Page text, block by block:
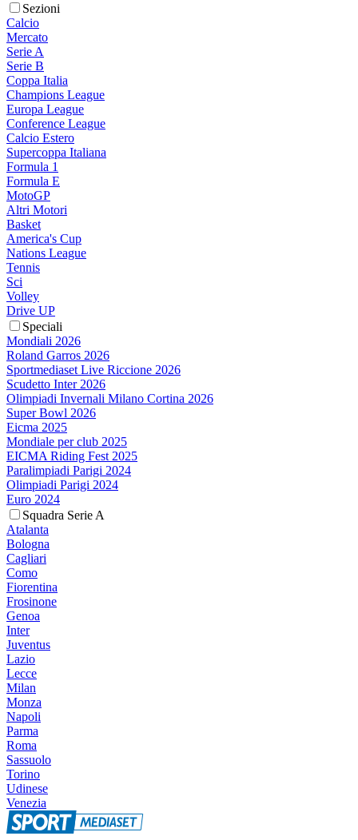
Sezioni
Calcio
Mercato
Serie A
Serie B
Coppa Italia
Champions League
Europa League
Conference League
Calcio Estero
Supercoppa Italiana
Formula 1
Formula E
MotoGP
Altri Motori
Basket
America's Cup
Nations League
Tennis
Sci
Volley
Drive UP
Speciali
Mondiali 2026
Roland Garros 2026
Sportmediaset Live Riccione 2026
Scudetto Inter 2026
Olimpiadi Invernali Milano Cortina 2026
Super Bowl 2026
Eicma 2025
Mondiale per club 2025
EICMA Riding Fest 2025
Paralimpiadi Parigi 2024
Olimpiadi Parigi 2024
Euro 2024
Squadra Serie A
Atalanta
Bologna
Cagliari
Como
Fiorentina
Frosinone
Genoa
Inter
Juventus
Lazio
Lecce
Milan
Monza
Napoli
Parma
Roma
Sassuolo
Torino
Udinese
Venezia